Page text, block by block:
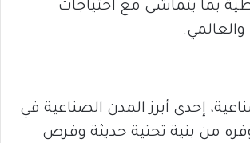
بما يتماشى مع احتياجات
إحدى أبرز المدن الصناعية في
من بنية تحتية حديثة وفرص